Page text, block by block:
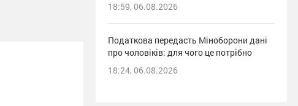
18:59, 06.08.2026
Податкова передасть Міноборони дані
про чоловіків: для чого це потрібно
18:24, 06.08.2026